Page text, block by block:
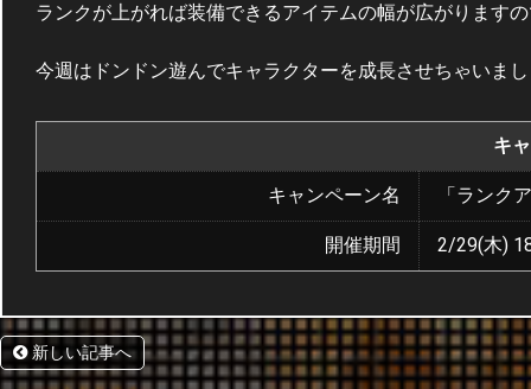
ランクが上がれば装備できるアイテムの幅が広がります
今週はドンドン遊んでキャラクターを成長させちゃいま
キ
キャンペーン名 「ランク
開催期間 2/29(木)
新しい記事へ